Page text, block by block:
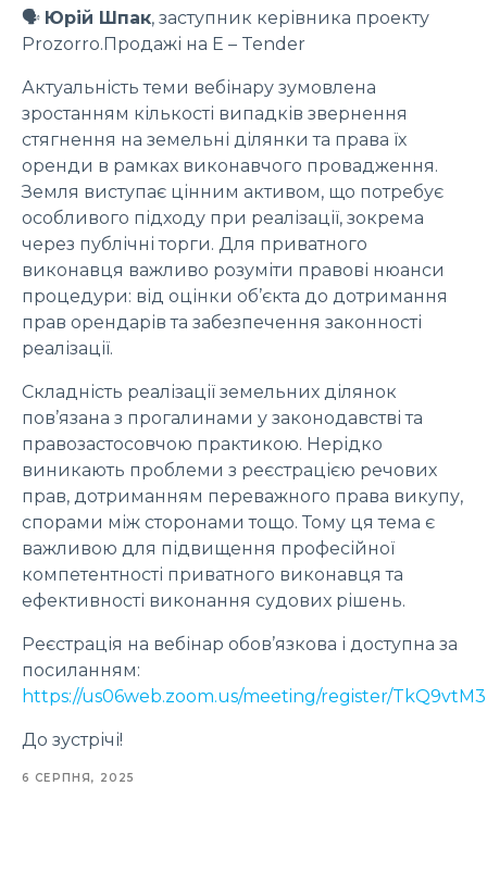
🗣 Юрій Шпак, заступник керівника проекту
Prozorro.Продажі на Е – Tender
Актуальність теми вебінару зумовлена
зростанням кількості випадків звернення
стягнення на земельні ділянки та права їх
оренди в рамках виконавчого провадження.
Земля виступає цінним активом, що потребує
особливого підходу при реалізації, зокрема
через публічні торги. Для приватного
виконавця важливо розуміти правові нюанси
процедури: від оцінки об’єкта до дотримання
прав орендарів та забезпечення законності
реалізації.
Складність реалізації земельних ділянок
пов’язана з прогалинами у законодавстві та
правозастосовчою практикою. Нерідко
виникають проблеми з реєстрацією речових
прав, дотриманням переважного права викупу,
спорами між сторонами тощо. Тому ця тема є
важливою для підвищення професійної
компетентності приватного виконавця та
ефективності виконання судових рішень.
Реєстрація на вебінар обов’язкова і доступна за
посиланням:
https://us06web.zoom.us/meeting/register/
До зустрічі!
6 СЕРПНЯ, 2025